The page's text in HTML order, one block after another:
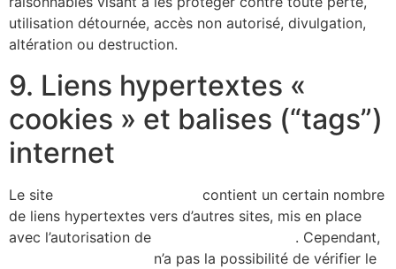
utilisation détournée, accès non autorisé, divulgation,
altération ou destruction.
9. Liens hypertextes «
cookies » et balises (“tags”)
internet
Le site
contient un certain nombre
de liens hypertextes vers d’autres sites, mis en place
avec l’autorisation de
. Cependant,
n’a pas la possibilité de vérifier le